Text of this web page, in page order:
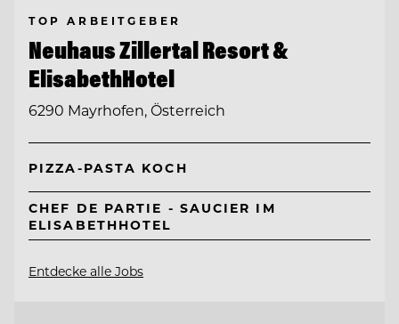
TOP ARBEITGEBER
Neuhaus Zillertal Resort &
ElisabethHotel
6290 Mayrhofen, Österreich
PIZZA-PASTA KOCH
CHEF DE PARTIE - SAUCIER IM
ELISABETHHOTEL
Entdecke alle Jobs